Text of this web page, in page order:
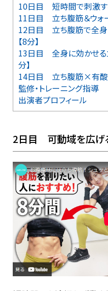
10日目 短時間で刺激す
11日目 立ち腹筋＆ウォ
12日目 立ち腹筋で全身
【8分】
13日目 全身に効かせる
分】
14日目 立ち腹筋×有酸
監修・トレーニング指導
出演者プロフィール
2日目 可動域を広げ